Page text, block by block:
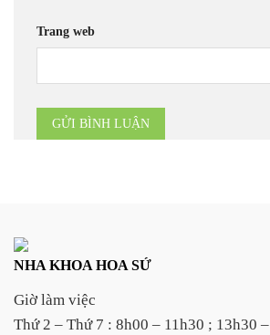
Trang web
NHA KHOA HOA SỨ
Giờ làm việc
Thứ 2 – Thứ 7 : 8h00 – 11h30 ; 13h30